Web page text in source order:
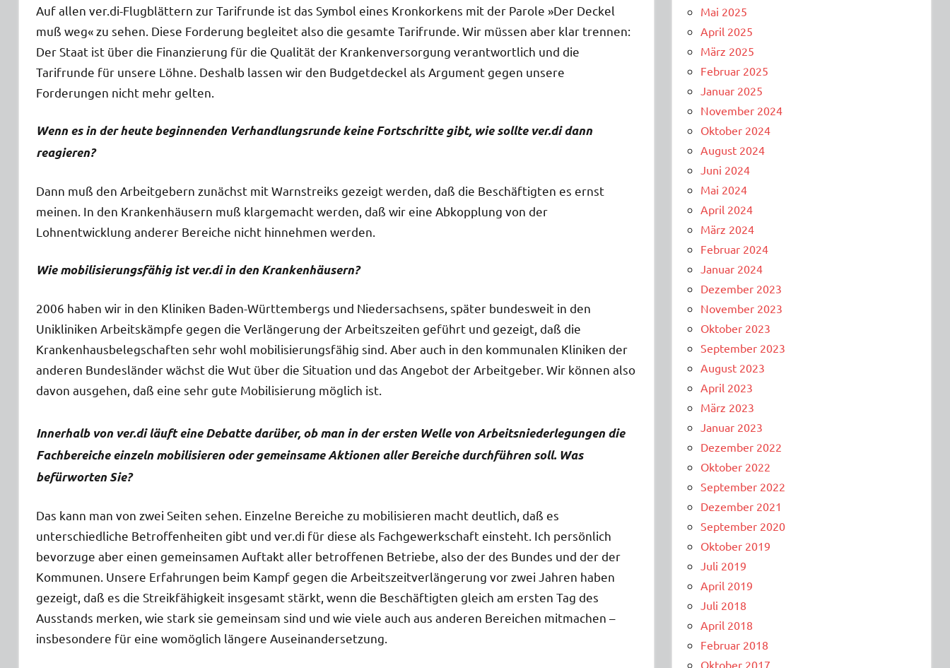
Auf allen ver.di-Flugblättern zur Tarifrunde ist das Symbol eines Kronkorkens mit der Parole »Der Deckel
muß weg« zu sehen. Diese Forderung begleitet also die gesamte Tarifrunde. Wir müssen aber klar trennen:
Der Staat ist über die Finanzierung für die Qualität der Krankenversorgung verantwortlich und die
Tarifrunde für unsere Löhne. Deshalb lassen wir den Budgetdeckel als Argument gegen unsere
Forderungen nicht mehr gelten.
Wenn es in der heute beginnenden Verhandlungsrunde keine Fortschritte gibt, wie sollte ver.di dann
reagieren?
Dann muß den Arbeitgebern zunächst mit Warnstreiks gezeigt werden, daß die Beschäftigten es ernst
meinen. In den Krankenhäusern muß klargemacht werden, daß wir eine Abkopplung von der
Lohnentwicklung anderer Bereiche nicht hinnehmen werden.
Wie mobilisierungsfähig ist ver.di in den Krankenhäusern?
2006 haben wir in den Kliniken Baden-Württembergs und Niedersachsens, später bundesweit in den
Unikliniken Arbeitskämpfe gegen die Verlängerung der Arbeitszeiten geführt und gezeigt, daß die
Krankenhausbelegschaften sehr wohl mobilisierungsfähig sind. Aber auch in den kommunalen Kliniken der
anderen Bundesländer wächst die Wut über die Situation und das Angebot der Arbeitgeber. Wir können also
davon ausgehen, daß eine sehr gute Mobilisierung möglich ist.
Innerhalb von ver.di läuft eine Debatte darüber, ob man in der ersten Welle von Arbeitsniederlegungen die
Fachbereiche einzeln mobilisieren oder gemeinsame Aktionen aller Bereiche durchführen soll. Was
befürworten Sie?
Das kann man von zwei Seiten sehen. Einzelne Bereiche zu mobilisieren macht deutlich, daß es
unterschiedliche Betroffenheiten gibt und ver.di für diese als Fachgewerkschaft einsteht. Ich persönlich
bevorzuge aber einen gemeinsamen Auftakt aller betroffenen Betriebe, also der des Bundes und der der
Kommunen. Unsere Erfahrungen beim Kampf gegen die Arbeitszeitverlängerung vor zwei Jahren haben
gezeigt, daß es die Streikfähigkeit insgesamt stärkt, wenn die Beschäftigten gleich am ersten Tag des
Ausstands merken, wie stark sie gemeinsam sind und wie viele auch aus anderen Bereichen mitmachen –
insbesondere für eine womöglich längere Auseinandersetzung.
Mai 2025
April 2025
März 2025
Februar 2025
Januar 2025
November 2024
Oktober 2024
August 2024
Juni 2024
Mai 2024
April 2024
März 2024
Februar 2024
Januar 2024
Dezember 2023
November 2023
Oktober 2023
September 2023
August 2023
April 2023
März 2023
Januar 2023
Dezember 2022
Oktober 2022
September 2022
Dezember 2021
September 2020
Oktober 2019
Juli 2019
April 2019
Juli 2018
April 2018
Februar 2018
Oktober 2017